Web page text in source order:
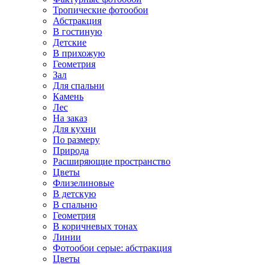
Тропические фотообои
Абстракция
В гостиную
Детские
В прихожую
Геометрия
Зал
Для спальни
Камень
Лес
На заказ
Для кухни
По размеру
Природа
Расширяющие пространство
Цветы
Флизелиновые
В детскую
В спальню
Геометрия
В коричневых тонах
Линии
Фотообои серые: абстракция
Цветы